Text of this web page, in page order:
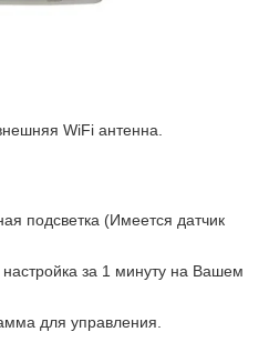
WiFi антенна.
подсветка (Имеется датчик
за 1 минуту на Вашем
для управления.